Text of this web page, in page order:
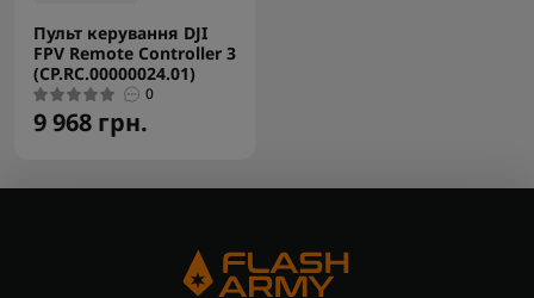
Пульт керування DJI
FPV Remote Controller 3
(CP.RC.00000024.01)
0
9 968 грн.